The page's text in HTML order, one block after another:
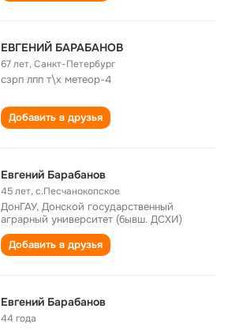
ЕВГЕНИЙ БАРАБАНОВ
67 лет,Санкт-Петербург
сзрп лпп т\х метеор-4
Добавить в друзья
Евгений Барабанов
45 лет,с.Песчанокопское
ДонГАУ, Донской государственный
аграрный университет (бывш. ДСХИ)
Добавить в друзья
Евгений Барабанов
44 года